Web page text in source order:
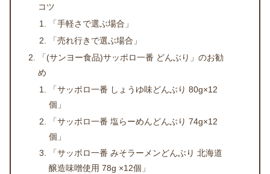
コツ
「手軽さで選ぶ場合」
「売れ行きで選ぶ場合」
「(サンヨー食品)サッポロ一番 どんぶり」のお勧
め
「サッポロ一番 しょうゆ味どんぶり 80g×12
個」
「サッポロ一番 塩らーめんどんぶり 74g×12
個」
「サッポロ一番 みそラーメンどんぶり 北海道
醸造味噌使用 78g ×12個」